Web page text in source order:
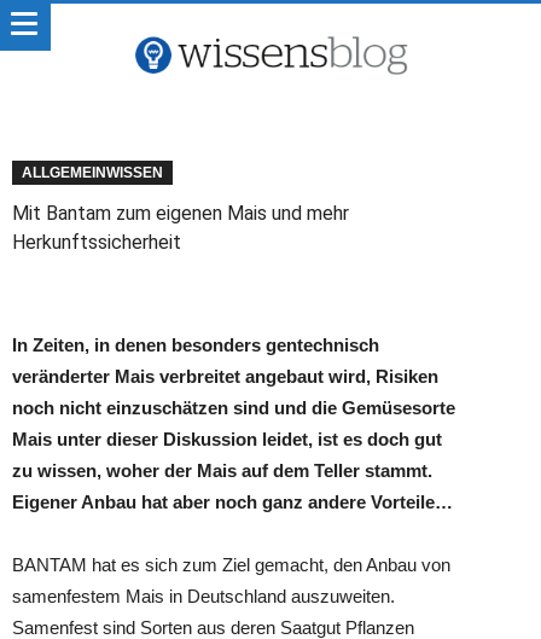
ALLGEMEINWISSEN
Mit Bantam zum eigenen Mais und mehr
Herkunftssicherheit
In Zeiten, in denen besonders gentechnisch
veränderter Mais verbreitet angebaut wird, Risiken
noch nicht einzuschätzen sind und die Gemüsesorte
Mais unter dieser Diskussion leidet, ist es doch gut
zu wissen, woher der Mais auf dem Teller stammt.
Eigener Anbau hat aber noch ganz andere Vorteile…
BANTAM hat es sich zum Ziel gemacht, den Anbau von
samenfestem Mais in Deutschland auszuweiten.
Samenfest sind Sorten aus deren Saatgut Pflanzen